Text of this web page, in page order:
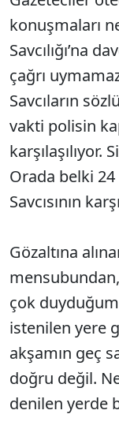
konuşmaları
Savcılığı’na
çağrı
Savcıların
vakti polisin
karşılaşılıyor.
Orada belki
Savcısının
Gözaltına
çok
istenilen yere
akşamın geç
doğru değil.
denilen yerde